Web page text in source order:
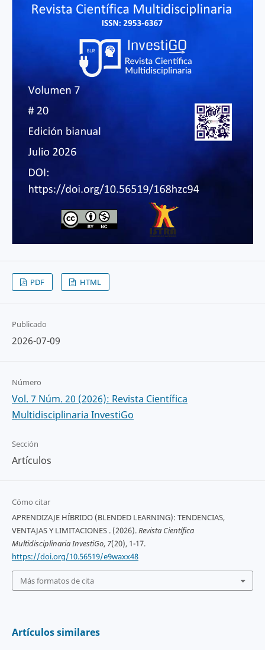
PDF HTML
Publicado
2026-07-09
Número
Vol. 7 Núm. 20 (2026): Revista Científica
Multidisciplinaria InvestiGo
Sección
Artículos
Cómo citar
APRENDIZAJE HÍBRIDO (BLENDED LEARNING): TENDENCIAS,
VENTAJAS Y LIMITACIONES . (2026).Revista Científica
Multidisciplinaria InvestiGo, 7(20), 1-17.
https://doi.org/10.56519/e9waxx48
Más formatos de cita
Artículos similares